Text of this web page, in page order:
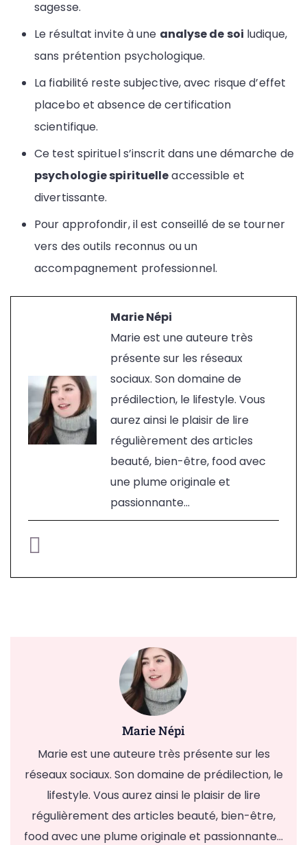
sagesse.
Le résultat invite à une analyse de soi ludique,
sans prétention psychologique.
La fiabilité reste subjective, avec risque d’effet
placebo et absence de certification
scientifique.
Ce test spirituel s’inscrit dans une démarche de
psychologie spirituelleaccessible et
divertissante.
Pour approfondir, il est conseillé de se tourner
vers des outils reconnus ou un
accompagnement professionnel.
Marie Népi
Marie est une auteure très
présente sur les réseaux
sociaux. Son domaine de
prédilection, le lifestyle. Vous
aurez ainsi le plaisir de lire
régulièrement des articles
beauté, bien-être, food avec
une plume originale et
passionnante...
Marie Népi
Marie est une auteure très présente sur les
réseaux sociaux. Son domaine de prédilection, le
lifestyle. Vous aurez ainsi le plaisir de lire
régulièrement des articles beauté, bien-être,
food avec une plume originale et passionnante...